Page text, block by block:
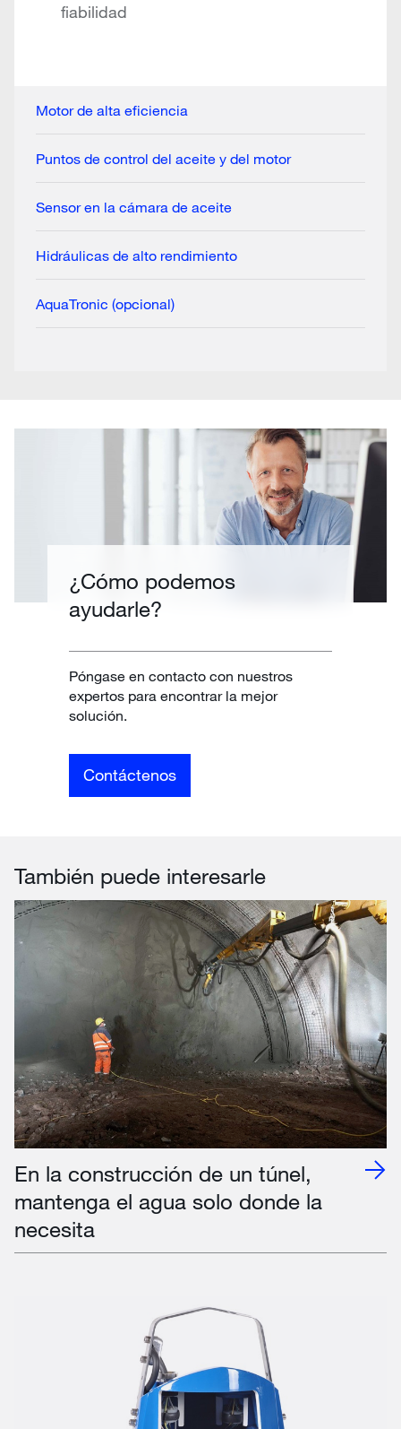
fiabilidad
Motor de alta eficiencia
Puntos de control del aceite y del motor
Sensor en la cámara de aceite
Hidráulicas de alto rendimiento
AquaTronic (opcional)
¿Cómo podemos
ayudarle?
Póngase en contacto con nuestros
expertos para encontrar la mejor
solución.
Contáctenos
También puede interesarle
En la construcción de un túnel,
mantenga el agua solo donde la
necesita